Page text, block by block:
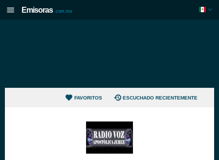
Emisoras .com.mx
FAVORITOS ESCUCHADO RECIENTEMENTE